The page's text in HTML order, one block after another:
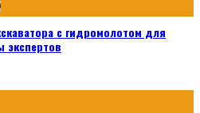
с гидромолотом для
экспертов